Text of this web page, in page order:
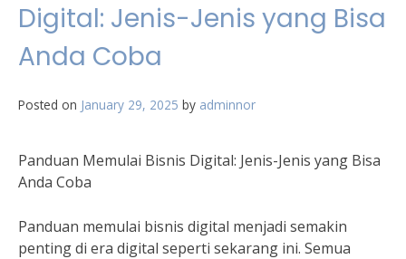
Digital: Jenis-Jenis yang Bisa
Anda Coba
Posted on January 29, 2025 by adminnor
Panduan Memulai Bisnis Digital: Jenis-Jenis yang Bisa
Anda Coba
Panduan memulai bisnis digital menjadi semakin
penting di era digital seperti sekarang ini. Semua